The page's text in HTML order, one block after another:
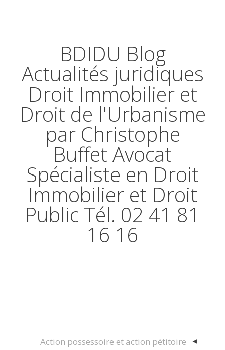
BDIDU Blog
Actualités juridiques
Droit Immobilier et
Droit de l'Urbanisme
par Christophe
Buffet Avocat
Spécialiste en Droit
Immobilier et Droit
Public Tél. 02 41 81
16 16
Action possessoire et action pétitoire